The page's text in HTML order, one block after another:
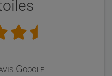
Google